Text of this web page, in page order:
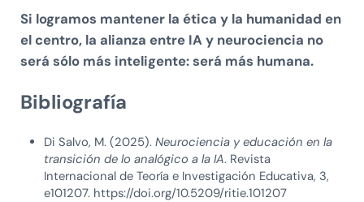
Si logramos mantener la ética y la humanidad en
el centro, la alianza entre IA y neurociencia no
será sólo más inteligente: será más humana.
Bibliografía
Di Salvo, M. (2025).Neurociencia y educación en la
transición de lo analógico a la IA. Revista
Internacional de Teoría e Investigación Educativa, 3,
e101207. https://doi.org/10.5209/ritie.101207